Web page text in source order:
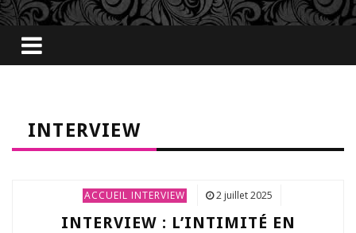
INTERVIEW
ACCUEIL INTERVIEW 2 juillet 2025
INTERVIEW : L’INTIMITÉ EN